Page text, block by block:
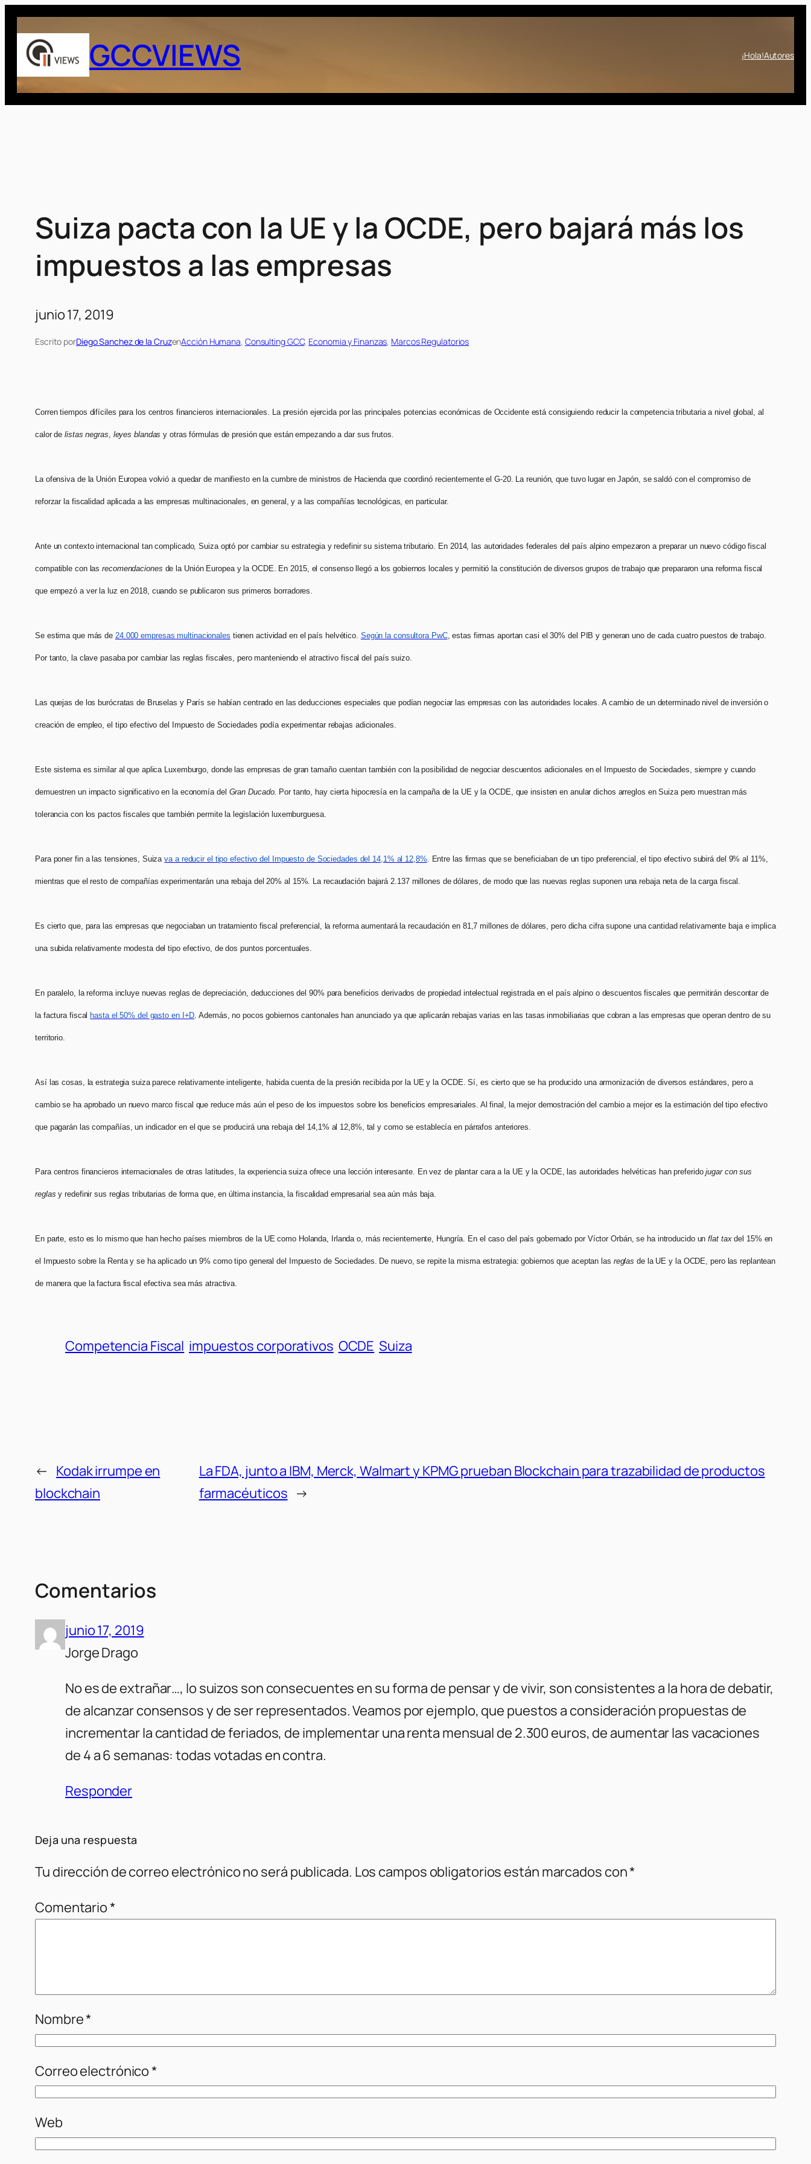
Saltar
contenido
GCCVIEWS ¡Hola!Autores
Suiza pacta con la UE y la OCDE, pero bajará más los
impuestos a las empresas
junio 17, 2019
Escrito porDiego Sanchez de la CruzenAcción Humana, Consulting GCC, Economia y Finanzas, Marcos Regulatorios
Corren tiempos difíciles para los centros financieros internacionales. La presión ejercida por las principales potencias económicas de Occidente está consiguiendo reducir la competencia tributaria a nivel global, al
calor delistas negras leyes blandas y otras fórmulas de presión que están empezando a dar sus frutos.
La ofensiva de la Unión Europea volvió a quedar de manifiesto en la cumbre de ministros de Hacienda que coordinó recientemente el G-20. La reunión, que tuvo lugar en Japón, se saldó con el compromiso de
reforzar la fiscalidad aplicada a las empresas multinacionales, en general, y a las compañías tecnológicas, en particular.
Ante un contexto internacional tan complicado, Suiza optó por cambiar su estrategia y redefinir su sistema tributario. En 2014, las autoridades federales del país alpino empezaron a preparar un nuevo código fiscal
compatible con lasrecomendaciones de la Unión Europea y la OCDE. En 2015, el consenso llegó a los gobiernos locales y permitió la constitución de diversos grupos de trabajo que prepararon una reforma fiscal
que empezó a ver la luz en 2018, cuando se publicaron sus primeros borradores.
Se estima que más de 24.000 empresas multinacionales tienen actividad en el país helvético. Según la consultora PwC, estas firmas aportan casi el 30% del PIB y generan uno de cada cuatro puestos de trabajo.
Por tanto, la clave pasaba por cambiar las reglas fiscales, pero manteniendo el atractivo fiscal del país suizo.
Las quejas de los burócratas de Bruselas y París se habían centrado en las deducciones especiales que podían negociar las empresas con las autoridades locales. A cambio de un determinado nivel de inversión o
creación de empleo, el tipo efectivo del Impuesto de Sociedades podía experimentar rebajas adicionales.
Este sistema es similar al que aplica Luxemburgo, donde las empresas de gran tamaño cuentan también con la posibilidad de negociar descuentos adicionales en el Impuesto de Sociedades, siempre y cuando
demuestren un impacto significativo en la economía del Gran Ducado. Por tanto, hay cierta hipocresía en la campaña de la UE y la OCDE, que insisten en anular dichos arreglos en Suiza pero muestran más
tolerancia con los pactos fiscales que también permite la legislación luxemburguesa.
Para poner fin a las tensiones, Suizava a reducir el tipo efectivo del Impuesto de Sociedades del 14,1% al 12,8% . Entre las firmas que se beneficiaban de un tipo preferencial, el tipo efectivo subirá del 9% al 11%,
mientras que el resto de compañías experimentarán una rebaja del 20% al 15%. La recaudación bajará 2.137 millones de dólares, de modo que las nuevas reglas suponen una rebaja neta de la carga fiscal.
Es cierto que, para las empresas que negociaban un tratamiento fiscal preferencial, la reforma aumentará la recaudación en 81,7 millones de dólares, pero dicha cifra supone una cantidad relativamente baja e implica
una subida relativamente modesta del tipo efectivo, de dos puntos porcentuales.
En paralelo, la reforma incluye nuevas reglas de depreciación, deducciones del 90% para beneficios derivados de propiedad intelectual registrada en el país alpino o descuentos fiscales que permitirán descontar de
la factura fiscal hasta el 50% del gasto en I+D . Además, no pocos gobiernos cantonales han anunciado ya que aplicarán rebajas varias en las tasas inmobiliarias que cobran a las empresas que operan dentro de su
territorio.
Así las cosas, la estrategia suiza parece relativamente inteligente, habida cuenta de la presión recibida por la UE y la OCDE. Sí, es cierto que se ha producido una armonización de diversos estándares, pero a
cambio se ha aprobado un nuevo marco fiscal que reduce más aún el peso de los impuestos sobre los beneficios empresariales. Al final, la mejor demostración del cambio a mejor es la estimación del tipo efectivo
que pagarán las compañías, un indicador en el que se producirá una rebaja del 14,1% al 12,8%, tal y como se establecía en párrafos anteriores.
Para centros financieros internacionales de otras latitudes, la experiencia suiza ofrece una lección interesante. En vez de plantar cara a la UE y la OCDE, las autoridades helvéticas han preferidojugar con sus
reglas y redefinir sus reglas tributarias de forma que, en última instancia, la fiscalidad empresarial sea aún más baja.
En parte, esto es lo mismo que han hecho países miembros de la UE como Holanda, Irlanda o, más recientemente, Hungría. En el caso del país gobernado por Víctor Orbán, se ha introducido unflat taxdel 15% en
el Impuesto sobre la Renta y se ha aplicado un 9% como tipo general del Impuesto de Sociedades. De nuevo, se repite la misma estrategia: gobiernos que aceptan las reglas de la UE y la OCDE, pero las replantean
de manera que la factura fiscal efectiva sea más atractiva.
Competencia Fiscal impuestos corporativos OCDE Suiza
← Kodak irrumpe en
blockchain
La FDA, junto a IBM, Merck, Walmart y KPMG prueban Blockchain para trazabilidad de productos
farmacéuticos →
Comentarios
junio 17, 2019
Jorge Drago
No es de extrañar…, lo suizos son consecuentes en su forma de pensar y de vivir, son consistentes a la hora de debatir,
de alcanzar consensos y de ser representados. Veamos por ejemplo, que puestos a consideración propuestas de
incrementar la cantidad de feriados, de implementar una renta mensual de 2.300 euros, de aumentar las vacaciones
de 4 a 6 semanas: todas votadas en contra.
Responder
Deja una respuesta
Tu dirección de correo electrónico no será publicada. Los campos obligatorios están marcados con*
Comentario*
Nombre*
Correo electrónico*
Web